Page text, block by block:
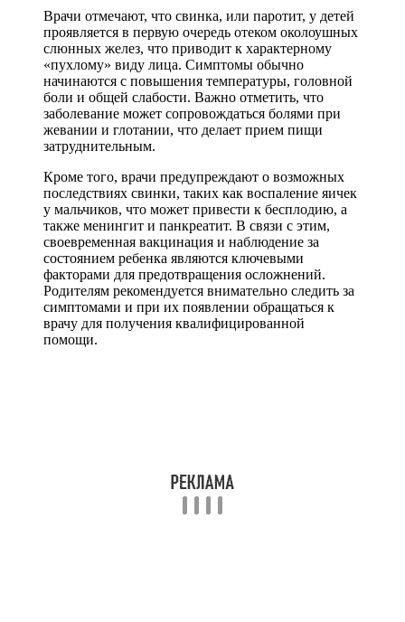
Врачи отмечают, что свинка, или паротит, у детей
проявляется в первую очередь отеком околоушных
слюнных желез, что приводит к характерному
«пухлому» виду лица. Симптомы обычно
начинаются с повышения температуры, головной
боли и общей слабости. Важно отметить, что
заболевание может сопровождаться болями при
жевании и глотании, что делает прием пищи
затруднительным.
Кроме того, врачи предупреждают о возможных
последствиях свинки, таких как воспаление яичек
у мальчиков, что может привести к бесплодию, а
также менингит и панкреатит. В связи с этим,
своевременная вакцинация и наблюдение за
состоянием ребенка являются ключевыми
факторами для предотвращения осложнений.
Родителям рекомендуется внимательно следить за
симптомами и при их появлении обращаться к
врачу для получения квалифицированной
помощи.